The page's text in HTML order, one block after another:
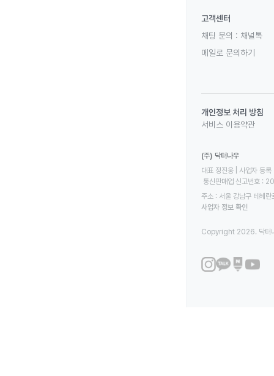
고객센터
채팅 문의 : 채널톡
메일로 문의하기
개인정보 처리 방침
서비스 이용약관
(주) 닥터나우
대표 정진웅 | 사업자
통신판매업 신고번호
주소 : 서울 강남구 테헤
사업자 정보 확인
Copyright 2026. 닥터